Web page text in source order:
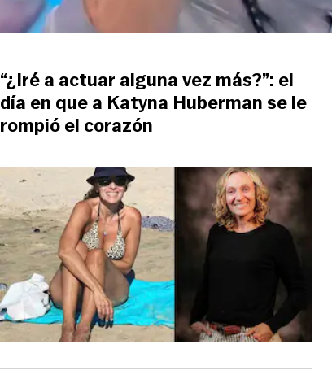
“¿Iré a actuar alguna vez más?”: el
día en que a Katyna Huberman se le
rompió el corazón